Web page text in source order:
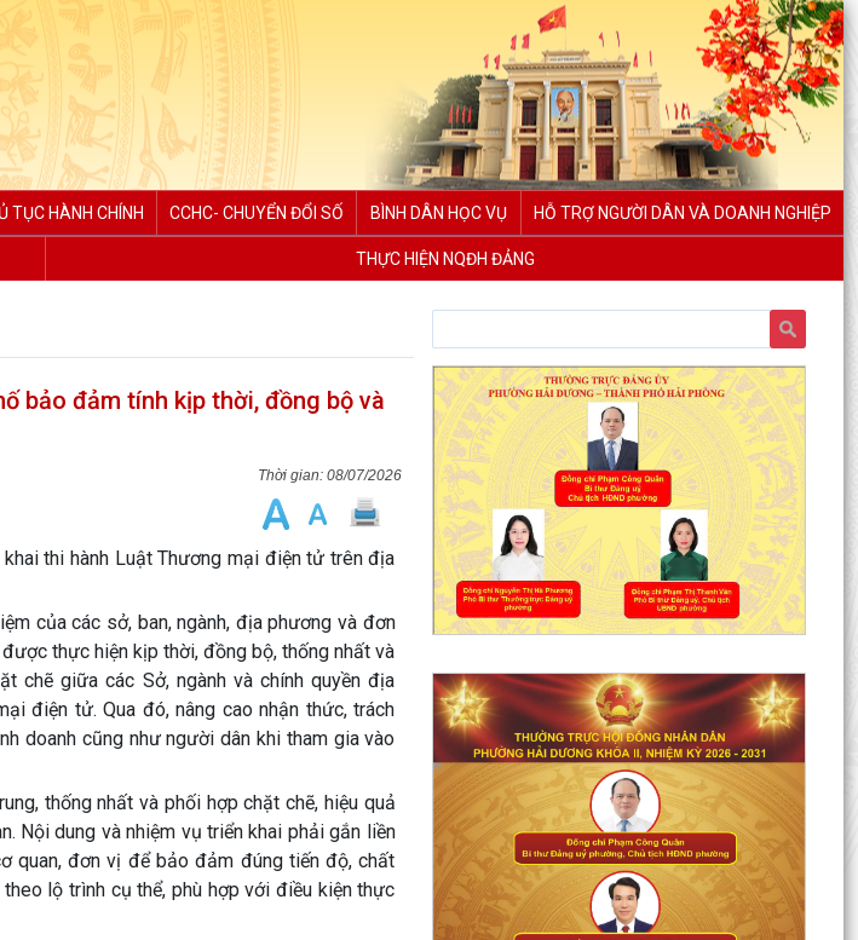
TỤC HÀNH CHÍNH CCHC- CHUYỂN ĐỔI SỐ BÌNH DÂN HỌC VỤ HỖ TRỢ NGƯỜI DÂN VÀ DOANH NGHIỆP
THỰC HIỆN NQĐH ĐẢNG
bảo đảm tính kịp thời, đồng bộ và
08/07/2026
thi hành Luật Thương mại điện tử trên địa
của các sở, ban, ngành, địa phương và đơn
thực hiện kịp thời, đồng bộ, thống nhất và
chẽ giữa các Sở, ngành và chính quyền địa
điện tử. Qua đó, nâng cao nhận thức, trách
doanh cũng như người dân khi tham gia vào
thống nhất và phối hợp chặt chẽ, hiệu quả
Nội dung và nhiệm vụ triển khai phải gắn liền
quan, đơn vị để bảo đảm đúng tiến độ, chất
lộ trình cụ thể, phù hợp với điều kiện thực